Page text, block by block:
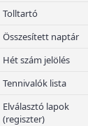
Tolltartó
Összesített naptár
Hét szám jelölés
Tennivalók lista
Elválasztó lapok
(regiszter)